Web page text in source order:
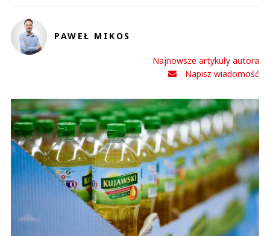
PAWEŁ MIKOS
Najnowsze artykuły autora
Napisz wiadomość